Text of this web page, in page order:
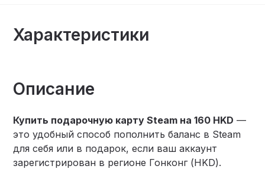
Характеристики
Описание
Купить подарочную карту Steam на 160 HKD —
это удобный способ пополнить баланс в Steam
для себя или в подарок, если ваш аккаунт
зарегистрирован в регионе Гонконг (HKD).